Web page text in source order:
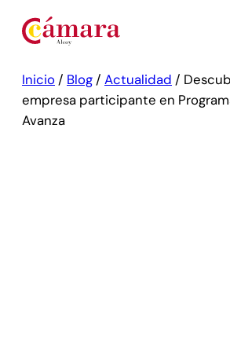
Inicio / Blog / Actualidad /
empresa participante en
Avanza